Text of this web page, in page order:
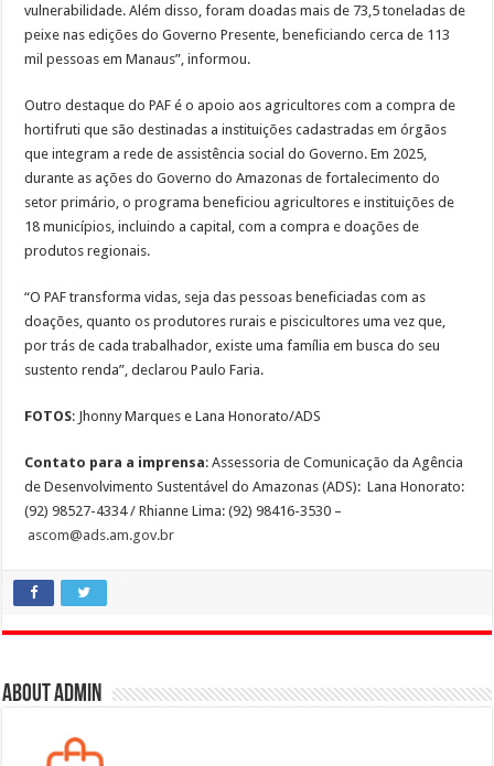
vulnerabilidade. Além disso, foram doadas mais de 73,5 toneladas de
peixe nas edições do Governo Presente, beneficiando cerca de 113
mil pessoas em Manaus”, informou.
Outro destaque do PAF é o apoio aos agricultores com a compra de
hortifruti que são destinadas a instituições cadastradas em órgãos
que integram a rede de assistência social do Governo. Em 2025,
durante as ações do Governo do Amazonas de fortalecimento do
setor primário, o programa beneficiou agricultores e instituições de
18 municípios, incluindo a capital, com a compra e doações de
produtos regionais.
“O PAF transforma vidas, seja das pessoas beneficiadas com as
doações, quanto os produtores rurais e piscicultores uma vez que,
por trás de cada trabalhador, existe uma família em busca do seu
sustento renda”, declarou Paulo Faria.
FOTOS: Jhonny Marques e Lana Honorato/ADS
Contato para a imprensa: Assessoria de Comunicação da Agência
de Desenvolvimento Sustentável do Amazonas (ADS): Lana Honorato:
(92) 98527-4334 / Rhianne Lima: (92) 98416-3530 –
ascom@ads.am.gov.br
About admin